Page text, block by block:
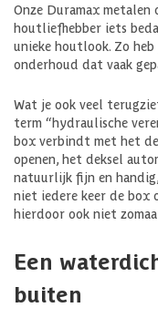
Onze Duramax metalen
houtliefhebber iets
unieke houtlook. Zo
onderhoud dat vaak
Wat je ook veel
term “hydraulische
box verbindt met het
openen, het deksel
natuurlijk fijn en
niet iedere keer de box
hierdoor ook niet
Een
buiten